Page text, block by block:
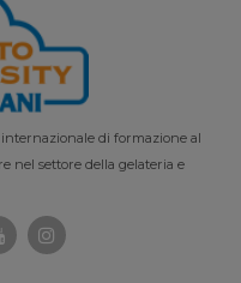
di formazione al
nel settore della gelateria e